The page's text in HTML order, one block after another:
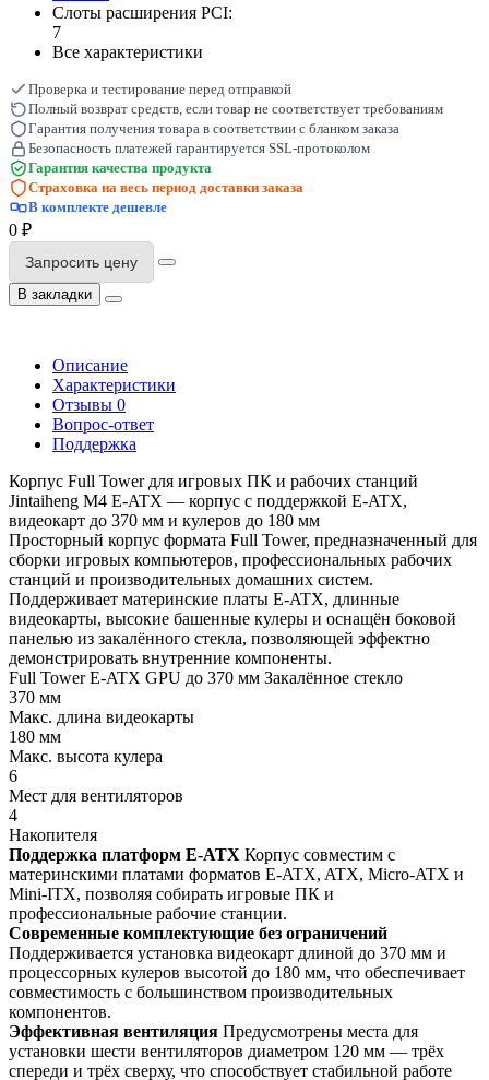
Слоты расширения PCI:
7
Все характеристики
Проверка и тестирование перед отправкой
Полный возврат средств, если товар не соответствует требованиям
Гарантия получения товара в соответствии с бланком заказа
Безопасность платежей гарантируется SSL-протоколом
Гарантия качества продукта
Страховка на весь период доставки заказа
В комплекте дешевле
0 ₽
Запросить цену
В закладки
Описание
Характеристики
Отзывы 0
Вопрос-ответ
Поддержка
Корпус Full Tower для игровых ПК и рабочих станций
Jintaiheng M4 E-ATX — корпус с поддержкой E-ATX,
видеокарт до 370 мм и кулеров до 180 мм
Просторный корпус формата Full Tower, предназначенный для
сборки игровых компьютеров, профессиональных рабочих
станций и производительных домашних систем.
Поддерживает материнские платы E-ATX, длинные
видеокарты, высокие башенные кулеры и оснащён боковой
панелью из закалённого стекла, позволяющей эффектно
демонстрировать внутренние компоненты.
Full Tower E-ATX GPU до 370 мм Закалённое стекло
370 мм
Макс. длина видеокарты
180 мм
Макс. высота кулера
6
Мест для вентиляторов
4
Накопителя
Поддержка платформ E-ATX Корпус совместим с
материнскими платами форматов E-ATX, ATX, Micro-ATX и
Mini-ITX, позволяя собирать игровые ПК и
профессиональные рабочие станции.
Современные комплектующие без ограничений
Поддерживается установка видеокарт длиной до 370 мм и
процессорных кулеров высотой до 180 мм, что обеспечивает
совместимость с большинством производительных
компонентов.
Эффективная вентиляция Предусмотрены места для
установки шести вентиляторов диаметром 120 мм — трёх
спереди и трёх сверху, что способствует стабильной работе